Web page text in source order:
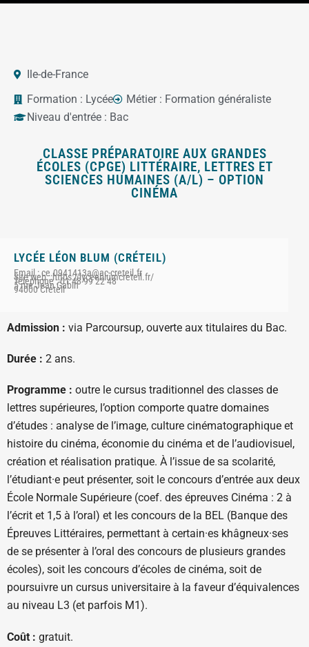
Ile-de-France
Formation : Lycée Métier : Formation généraliste
Niveau d'entrée : Bac
CLASSE PRÉPARATOIRE AUX GRANDES
ÉCOLES (CPGE) LITTÉRAIRE, LETTRES ET
SCIENCES HUMAINES (A/L) – OPTION
CINÉMA
LYCÉE LÉON BLUM (CRÉTEIL)
Email : ce.0941413a@ac-creteil.fr
Site web : https://lyceeblumcreteil.fr/
Téléphone : 01 48 99 22 48
5 rue Jean Gabin
94000 Créteil
Admission : via Parcoursup, ouverte aux titulaires du Bac.
Durée : 2 ans.
Programme : outre le cursus traditionnel des classes de
lettres supérieures, l’option comporte quatre domaines
d’études : analyse de l’image, culture cinématographique et
histoire du cinéma, économie du cinéma et de l’audiovisuel,
création et réalisation pratique. À l’issue de sa scolarité,
l’étudiant·e peut présenter, soit le concours d’entrée aux deux
École Normale Supérieure (coef. des épreuves Cinéma : 2 à
l’écrit et 1,5 à l’oral) et les concours de la BEL (Banque des
Épreuves Littéraires, permettant à certain·es khâgneux·ses
de se présenter à l’oral des concours de plusieurs grandes
écoles), soit les concours d’écoles de cinéma, soit de
poursuivre un cursus universitaire à la faveur d’équivalences
au niveau L3 (et parfois M1).
Coût : gratuit.